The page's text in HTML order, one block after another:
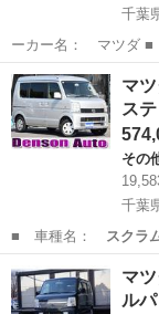
千葉
ーカー名： マツダ
名： ＰＺターボ ■…
千葉 茂原市
マ
ス
その
千葉
■ 車種名： スクラ
ムワゴンです ■ 修
千葉 印西市
マ
ル